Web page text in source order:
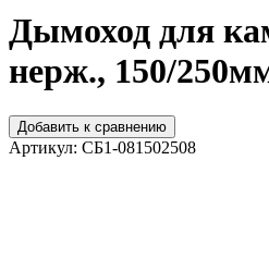
Дымоход для
нерж., 150/
Добавить к сравнению
Артикул: СБ1-081502508